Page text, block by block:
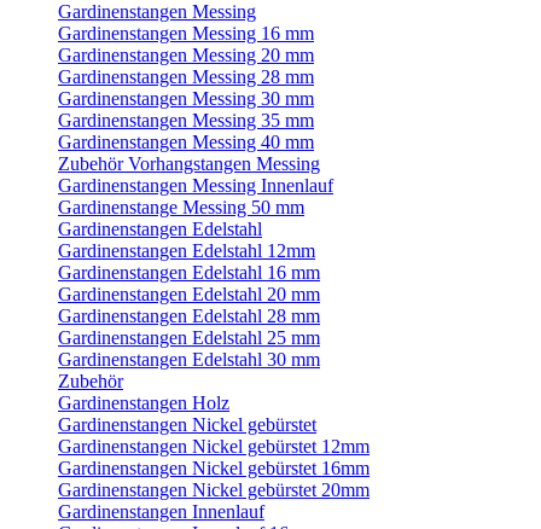
Gardinenstangen Messing
Gardinenstangen Messing 16 mm
Gardinenstangen Messing 20 mm
Gardinenstangen Messing 28 mm
Gardinenstangen Messing 30 mm
Gardinenstangen Messing 35 mm
Gardinenstangen Messing 40 mm
Zubehör Vorhangstangen Messing
Gardinenstangen Messing Innenlauf
Gardinenstange Messing 50 mm
Gardinenstangen Edelstahl
Gardinenstangen Edelstahl 12mm
Gardinenstangen Edelstahl 16 mm
Gardinenstangen Edelstahl 20 mm
Gardinenstangen Edelstahl 28 mm
Gardinenstangen Edelstahl 25 mm
Gardinenstangen Edelstahl 30 mm
Zubehör
Gardinenstangen Holz
Gardinenstangen Nickel gebürstet
Gardinenstangen Nickel gebürstet 12mm
Gardinenstangen Nickel gebürstet 16mm
Gardinenstangen Nickel gebürstet 20mm
Gardinenstangen Innenlauf